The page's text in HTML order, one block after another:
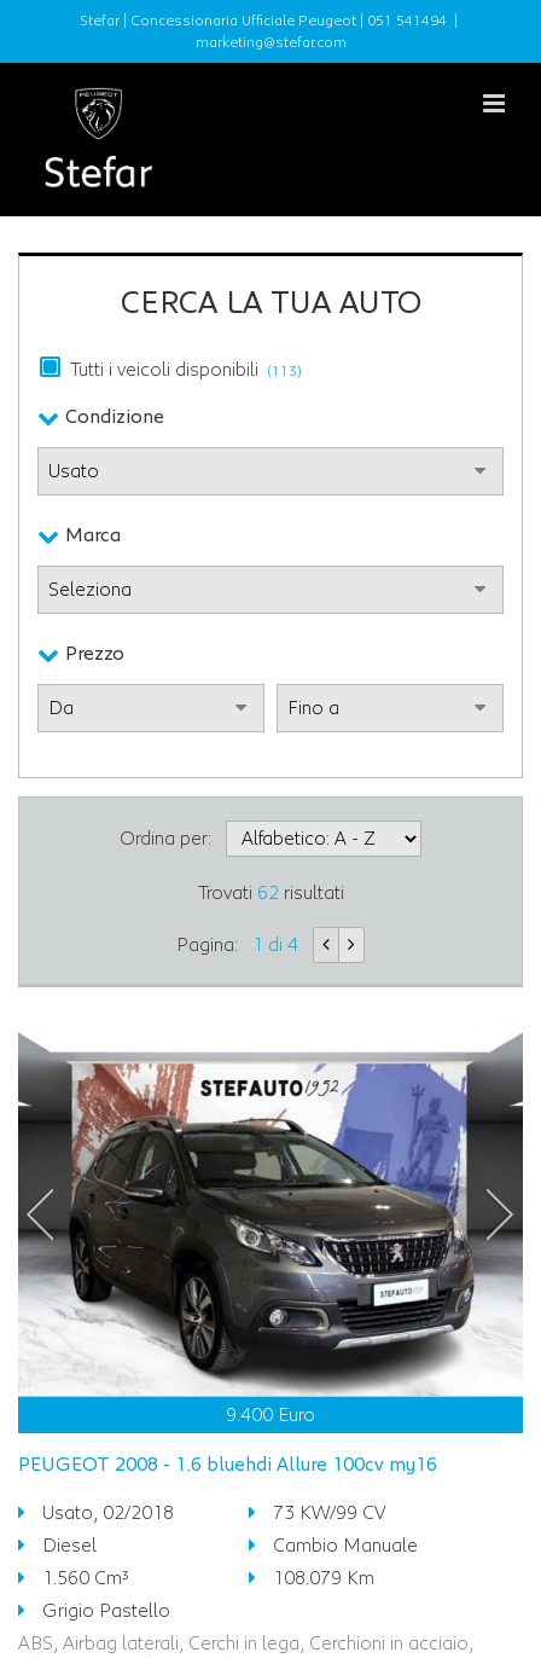
Stefar | Concessionaria Ufficiale Peugeot | 051 541494
marketing@stefar.com
CERCA LA TUA AUTO
Tutti i veicoli disponibili (113)
Condizione
Marca
Prezzo
Ordina per:
Trovati 62 risultati
Pagina: 1 di 4
9.400 Euro
PEUGEOT 2008 - 1.6 bluehdi Allure 100cv my16
Usato, 02/2018
73 KW/99 CV
Diesel
Cambio Manuale
1.560 Cm³
108.079 Km
Grigio Pastello
ABS, Airbag laterali, Cerchi in lega, Cerchioni in acciaio,